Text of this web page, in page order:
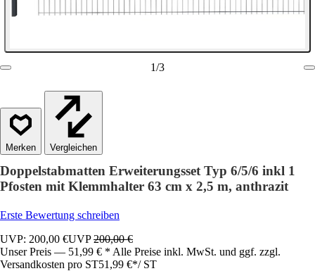
1/3
Vergleichen
Doppelstabmatten Erweiterungsset Typ 6/5/6 inkl 1
Pfosten mit Klemmhalter 63 cm x 2,5 m, anthrazit
Erste Bewertung schreiben
UVP: 200,00 €UVP200,00 €
Unser Preis — 51,99 € * Alle Preise inkl. MwSt. und ggf. zzgl.
Versandkosten pro ST51,99 €*/ ST